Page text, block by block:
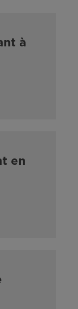
à
en